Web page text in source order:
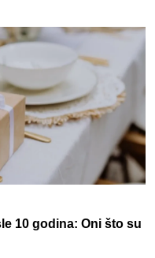
10 godina: Oni što su